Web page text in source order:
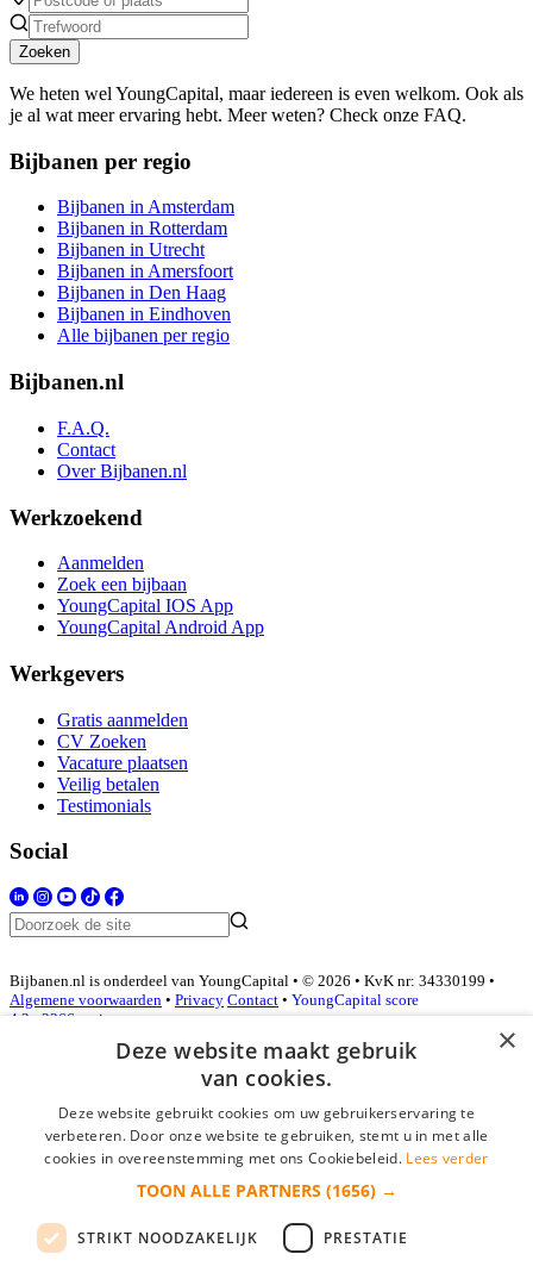
Zoeken
We heten wel YoungCapital, maar iedereen is even welkom. Ook als
je al wat meer ervaring hebt. Meer weten? Check onze FAQ.
Bijbanen per regio
Bijbanen in Amsterdam
Bijbanen in Rotterdam
Bijbanen in Utrecht
Bijbanen in Amersfoort
Bijbanen in Den Haag
Bijbanen in Eindhoven
Alle bijbanen per regio
Bijbanen.nl
F.A.Q.
Contact
Over Bijbanen.nl
Werkzoekend
Aanmelden
Zoek een bijbaan
YoungCapital IOS App
YoungCapital Android App
Werkgevers
Gratis aanmelden
CV Zoeken
Vacature plaatsen
Veilig betalen
Testimonials
Social
Bijbanen.nl is onderdeel van YoungCapital • © 2026 • KvK nr: 34330199 •
Algemene voorwaarden • Privacy Contact • YoungCapital score
4.3 - 3366 reviews
Inloggen als bedrijf
*
login gegevens onthouden
×
Deze website maakt gebruik
van cookies.
Deze website gebruikt cookies om uw gebruikerservaring te
verbeteren. Door onze website te gebruiken, stemt u in met alle
cookies in overeenstemming met ons Cookiebeleid. Lees verder
TOON ALLE PARTNERS (1656) →
STRIKT NOODZAKELIJK PRESTATIE